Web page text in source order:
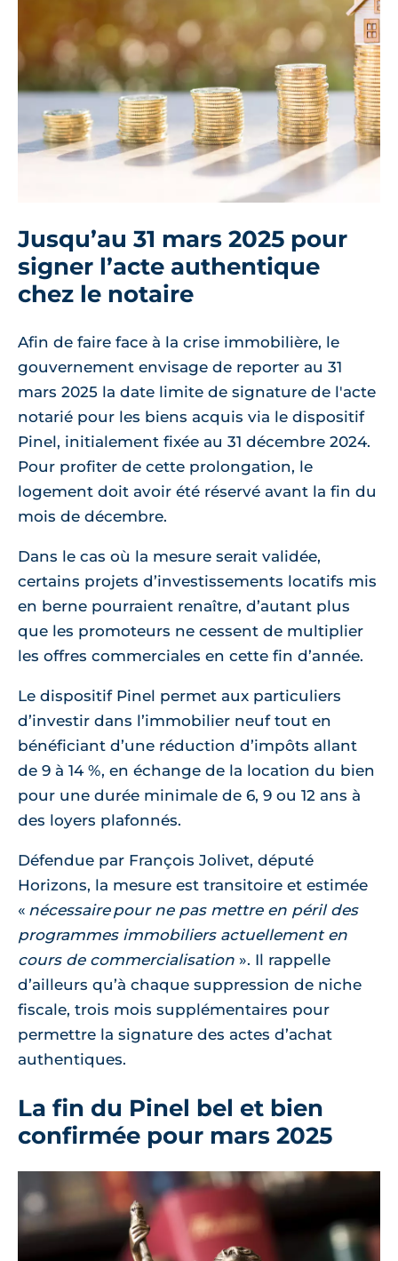
Jusqu’au 31 mars 2025 pour
signer l’acte authentique
chez le notaire
Afin de faire face à la crise immobilière, le
gouvernement envisage de reporter au 31
mars 2025 la date limite de signature de l'acte
notarié pour les biens acquis via le dispositif
Pinel, initialement fixée au 31 décembre 2024.
Pour profiter de cette prolongation, le
logement doit avoir été réservé avant la fin du
mois de décembre.
Dans le cas où la mesure serait validée,
certains projets d’investissements locatifs mis
en berne pourraient renaître, d’autant plus
que les promoteurs ne cessent de multiplier
les offres commerciales en cette fin d’année.
Le dispositif Pinel permet aux particuliers
d’investir dans l’immobilier neuf tout en
bénéficiant d’une réduction d’impôts allant
de 9 à 14 %, en échange de la location du bien
pour une durée minimale de 6, 9 ou 12 ans à
des loyers plafonnés.
Défendue par François Jolivet, député
Horizons, la mesure est transitoire et estimée
nécessaire pour ne pas mettre en péril des
programmes immobiliers actuellement en
cours de commercialisation
. Il rappelle
d’ailleurs qu’à chaque suppression de niche
fiscale, trois mois supplémentaires pour
permettre la signature des actes d’achat
authentiques.
La fin du Pinel bel et bien
confirmée pour mars 2025